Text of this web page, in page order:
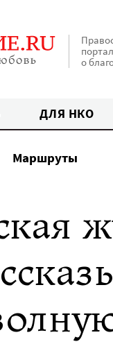
портал
о
ДЛЯ НКО
Маршруты